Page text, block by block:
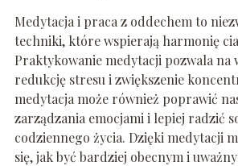
Medytacja i praca z oddechem to
techniki, które wspierają harmonię
Praktykowanie medytacji pozwala na
redukcję stresu i zwiększenie
medytacja może również poprawić
zarządzania emocjami i lepiej radzić
codziennego życia. Dzięki medytacji
się, jak być bardziej obecnym i